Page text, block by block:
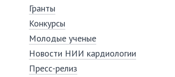
Гранты
Конкурсы
Молодые ученые
Новости НИИ кардиологии
Пресс-релиз